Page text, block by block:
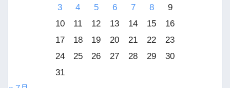
3
4 5 6 7 8
9
10
11 12 13 14 15
16
17
18 19 20 21 22
23
24
25 26 27 28 29
30
31